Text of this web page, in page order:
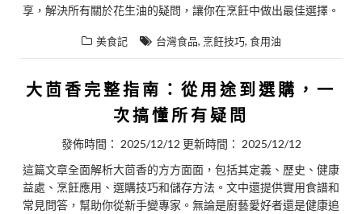
享，解決所有關於花生油的疑問，讓你在烹飪中做出最佳選擇。
美食記 台灣食品, 烹飪技巧, 食用油
大茴香完整指南：從用途到選購，一
次搞懂所有疑問
發佈時間： 2025/12/12 更新時間： 2025/12/12
這篇文章全面解析大茴香的方方面面，包括其定義、歷史、健康
益處、烹飪應用、選購技巧和儲存方法。文中還提供實用食譜和
常見問答，幫助你從新手變專家。無論是廚藝愛好者還是健康追